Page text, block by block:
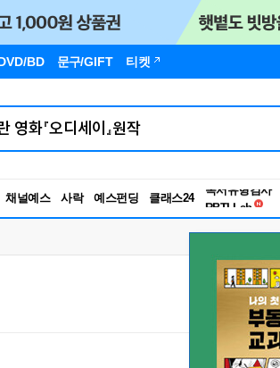
BD 문구/GIFT 티켓
채널예스 사락 예스펀딩 클래스24
RBTI Lab
독서유형검사